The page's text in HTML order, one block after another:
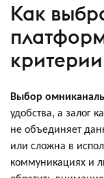
Как
критерии
Выбор
удобства, а залог
не объединяет
или сложна в
коммуникациях и